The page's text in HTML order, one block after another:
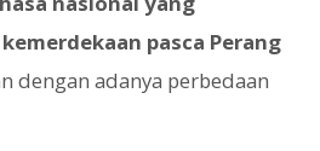
pasca Perang
dengan adanya perbedaan